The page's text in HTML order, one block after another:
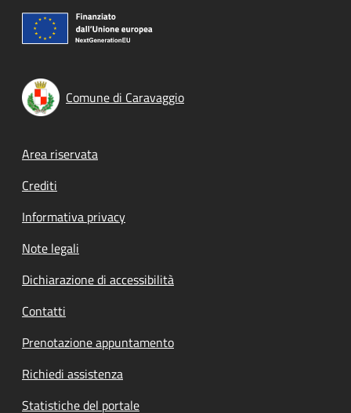
Comune di Caravaggio
Footer menu
Area riservata
Crediti
Informativa privacy
Note legali
Dichiarazione di accessibilità
Contatti
Prenotazione appuntamento
Richiedi assistenza
Statistiche del portale